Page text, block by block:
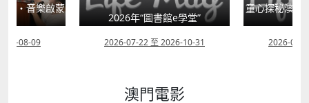
語・音樂啟蒙
08-09
2026年“圖書館e學堂”
2026-07-22 至 2026-10-31
童心探秘澳門
2026-07-
澳門電影